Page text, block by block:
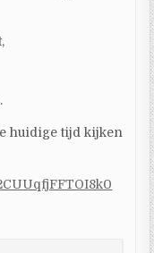
huidige tijd kijken